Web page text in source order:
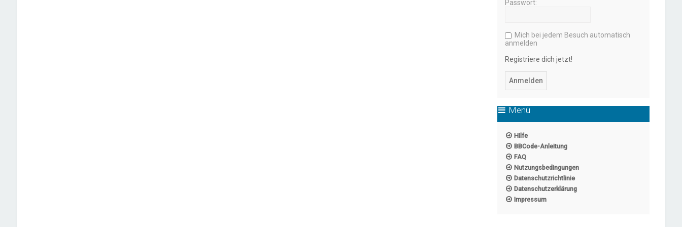
Passwort:
Mich bei jedem Besuch automatisch
anmelden
Registriere dich jetzt!
Menü
Hilfe
BBCode-Anleitung
FAQ
Nutzungsbedingungen
Datenschutzrichtlinie
Datenschutzerklärung
Impressum